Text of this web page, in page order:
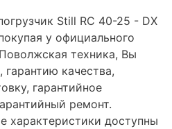
Still RC 40-25 - DX
у официального
техника, Вы
гарантию качества,
гарантийное
ремонт.
характеристики доступны